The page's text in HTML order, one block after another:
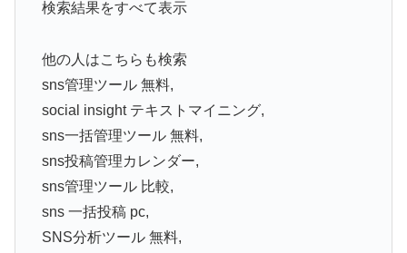
検索結果をすべて表示
他の人はこちらも検索
sns管理ツール 無料,
social insight テキストマイニング,
sns一括管理ツール 無料,
sns投稿管理カレンダー,
sns管理ツール 比較,
sns 一括投稿 pc,
SNS分析ツール 無料,